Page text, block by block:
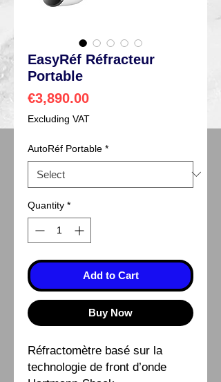
EasyRéf Réfracteur
Portable
€3,890.00Price
Excluding VAT
AutoRéf Portable *
Quantity *
Add to Cart
Buy Now
Réfractomètre basé sur la
technologie de front d’onde